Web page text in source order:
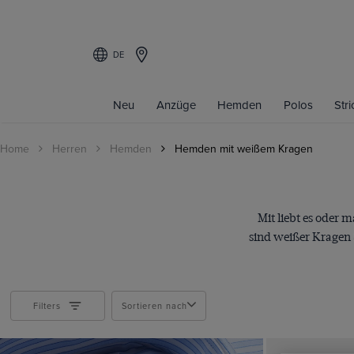
DE
Neu Anzüge Hemden Polos
Home Herren Hemden Hemden mit weißem Kragen
Mit liebt es oder
sind weißer Kragen
Hemden
Classic Fit
Filters Sortieren nach